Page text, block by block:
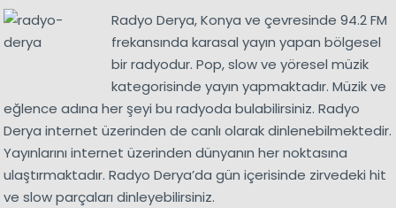
Radyo Derya, Konya ve çevresinde 94.2 FM
frekansında karasal yayın yapan bölgesel
bir radyodur. Pop, slow ve yöresel müzik
kategorisinde yayın yapmaktadır. Müzik ve
eğlence adına her şeyi bu radyoda bulabilirsiniz. Radyo
Derya internet üzerinden de canlı olarak dinlenebilmektedir.
Yayınlarını internet üzerinden dünyanın her noktasına
ulaştırmaktadır. Radyo Derya’da gün içerisinde zirvedeki hit
ve slow parçaları dinleyebilirsiniz.